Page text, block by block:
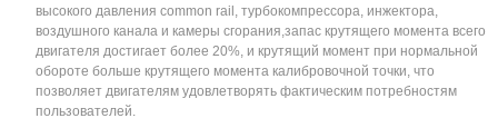
высокого давления common rail, турбокомпрессора, инжектора,
воздушного канала и камеры сгорания,запас крутящего момента всего
двигателя достигает более 20%, и крутящий момент при нормальной
обороте больше крутящего момента калибровочной точки, что
позволяет двигателям удовлетворять фактическим потребностям
пользователей.